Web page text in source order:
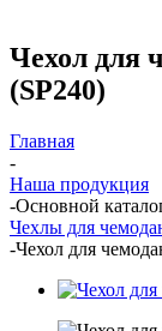
Чехол для
(SP240)
Главная
-
Наша продукция
-Основной
Чехлы для
-Чехол для